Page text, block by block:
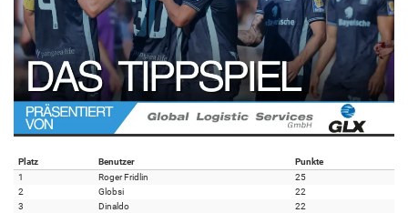
Platz Benutzer
Punkte
1
Roger Fridlin
25
2
Globsi
22
3
Dinaldo
22